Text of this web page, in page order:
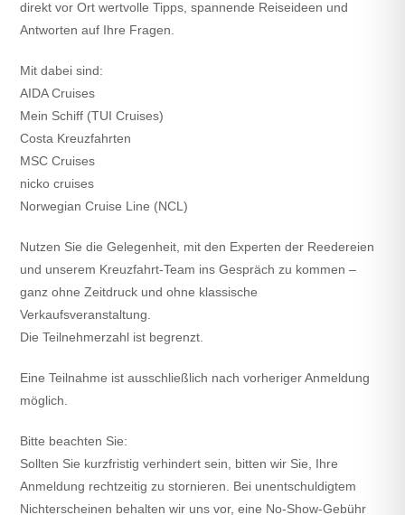
direkt vor Ort wertvolle Tipps, spannende Reiseideen und
Antworten auf Ihre Fragen.
Mit dabei sind:
AIDA Cruises
Mein Schiff (TUI Cruises)
Costa Kreuzfahrten
MSC Cruises
nicko cruises
Norwegian Cruise Line (NCL)
Nutzen Sie die Gelegenheit, mit den Experten der Reedereien
und unserem Kreuzfahrt-Team ins Gespräch zu kommen –
ganz ohne Zeitdruck und ohne klassische
Verkaufsveranstaltung.
Die Teilnehmerzahl ist begrenzt.
Eine Teilnahme ist ausschließlich nach vorheriger Anmeldung
möglich.
Bitte beachten Sie:
Sollten Sie kurzfristig verhindert sein, bitten wir Sie, Ihre
Anmeldung rechtzeitig zu stornieren. Bei unentschuldigtem
Nichterscheinen behalten wir uns vor, eine No-Show-Gebühr